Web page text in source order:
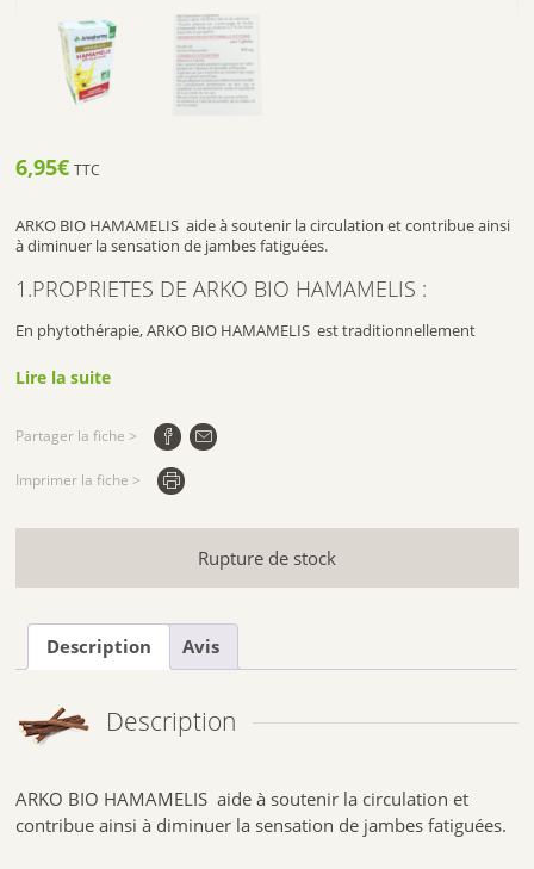
6,95€ TTC
ARKO BIO HAMAMELIS aide à soutenir la circulation et contribue ainsi
à diminuer la sensation de jambes fatiguées.
1.PROPRIETES DE ARKO BIO HAMAMELIS :
En phytothérapie, ARKO BIO HAMAMELIS est traditionnellement
notamment les petits vaisseaux et les capillaires et en améliorant le
Agit sur la microcirculation sanguine
Soutient la circulation et améliore le retour veineux
Diminue la sensation de jambes lourdes et fatiguées
Prendre3 gélulesen une seule prise le matin au moment du repas
avec un grand verre d’eau.
3. COMPOSITION :
Non recommandé pendant la grossesse et l’allaitement en
Un complément alimentaire ne doit pas se substituer à une
alimentation variée et équilibrée et à un mode de vie sain.
Ne pas laisser à la portée des jeunes enfants.
Lire la suite
Partager la fiche >
Imprimer la fiche >
Rupture de stock
Description Avis
Description
ARKO BIO HAMAMELIS aide à soutenir la circulation et
contribue ainsi à diminuer la sensation de jambes fatiguées.